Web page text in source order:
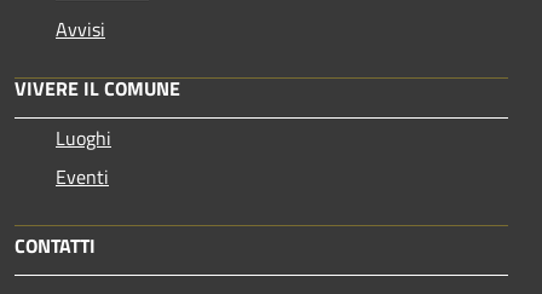
Avvisi
VIVERE IL COMUNE
Luoghi
Eventi
CONTATTI